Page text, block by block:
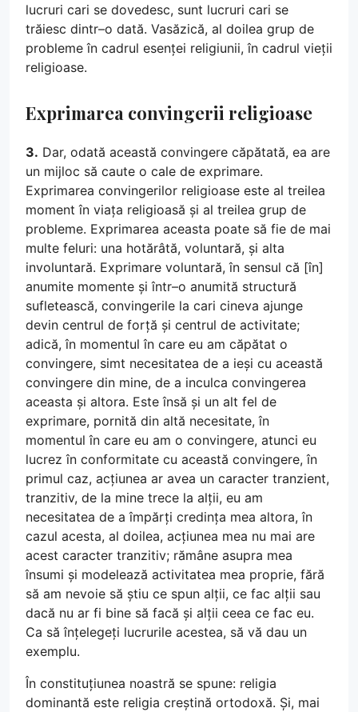
lucruri cari se dovedesc, sunt lucruri cari se
trăiesc dintr–o dată. Vasăzică, al doilea grup de
probleme în cadrul esenței religiunii, în cadrul vieții
religioase.
Exprimarea convingerii religioase
3. Dar, odată această convingere căpătată, ea are
un mijloc să caute o cale de exprimare.
Exprimarea convingerilor religioase este al treilea
moment în viața religioasă și al treilea grup de
probleme. Exprimarea aceasta poate să fie de mai
multe feluri: una hotărâtă, voluntară, și alta
involuntară. Exprimare voluntară, în sensul că [în]
anumite momente și într–o anumită structură
sufletească, convingerile la cari cineva ajunge
devin centrul de forță și centrul de activitate;
adică, în momentul în care eu am căpătat o
convingere, simt necesitatea de a ieși cu această
convingere din mine, de a inculca convingerea
aceasta și altora. Este însă și un alt fel de
exprimare, pornită din altă necesitate, în
momentul în care eu am o convingere, atunci eu
lucrez în conformitate cu această convingere, în
primul caz, acțiunea ar avea un caracter tranzient,
tranzitiv, de la mine trece la alții, eu am
necesitatea de a împărți credința mea altora, în
cazul acesta, al doilea, acțiunea mea nu mai are
acest caracter tranzitiv; rămâne asupra mea
însumi și modelează activitatea mea proprie, fără
să am nevoie să știu ce spun alții, ce fac alții sau
dacă nu ar fi bine să facă și alții ceea ce fac eu.
Ca să înțelegeți lucrurile acestea, să vă dau un
exemplu.
În constituțiunea noastră se spune: religia
dominantă este religia creștină ortodoxă. Și, mai